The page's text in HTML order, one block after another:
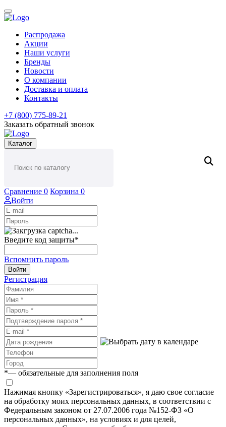
Распродажа
Акции
Наши услуги
Бренды
Новости
О компании
Доставка и оплата
Контакты
+7 (800) 775-89-21
Заказать обратный звонок
Каталог
Сравнение 0 Корзина 0
Войти
Введите код защиты*
Вспомнить пароль
Войти
Регистрация
*— обязательные для заполнения поля
Нажимая кнопку «Зарегистрироваться», я даю свое согласие
на обработку моих персональных данных, в соответствии с
Федеральным законом от 27.07.2006 года №152-ФЗ «О
персональных данных», на условиях и для целей,